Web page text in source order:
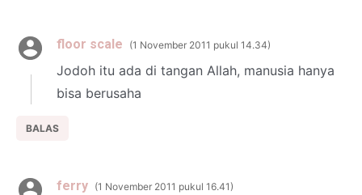
floor scale 1 November 2011 pukul 14.34
Jodoh itu ada di tangan Allah, manusia hanya
bisa berusaha
BALAS
ferry 1 November 2011 pukul 16.41